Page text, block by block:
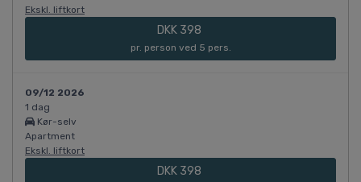
Ekskl. liftkort
DKK 398
pr. person ved 5 pers.
09/12 2026
1 dag
Kør-selv
Apartment
Ekskl. liftkort
DKK 398